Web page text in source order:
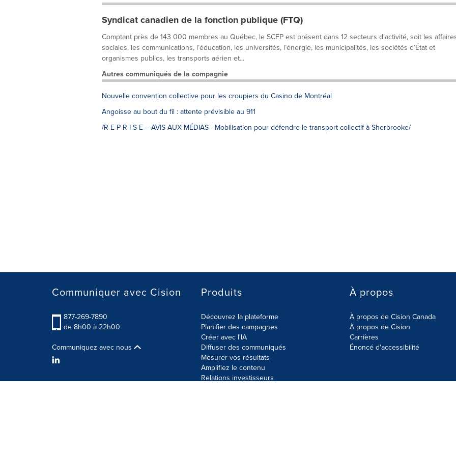
Syndicat canadien de la fonction publique (FTQ)
Comptant près de 143 000 membres au Québec, le SCFP est présent dans 12 secteurs d’activité, soit les
sociales, les communications, l’éducation, les universités, l’énergie, les municipalités, les sociétés d’État et
organismes publics, les transports aérien et...
Autres communiqués de la compagnie
Nouvelle convention collective pour les croupiers du Casino de Montréal
Angoisse au bout du fil : attente prévisible au 911
/R E P R I S E -- AVIS AUX MÉDIAS - Mobilisation pour défendre le transport collectif à Sherbrooke/
Communiquer avec Cision
877-269-7890
de 8h00 à 22h00
Communiquez avec nous
Produits
Découvrez la plateforme
Planifier des campagnes
Créer avec l'IA
Diffuser des communiqués
Mesurer vos résultats
Amplifiez le contenu
Relations investisseurs
À propos
À propos de Cision Canada
À propos de Cision
Carrières
Énoncé d'accessibilité